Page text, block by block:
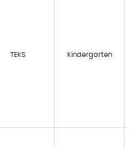
TEKS Kindergarten